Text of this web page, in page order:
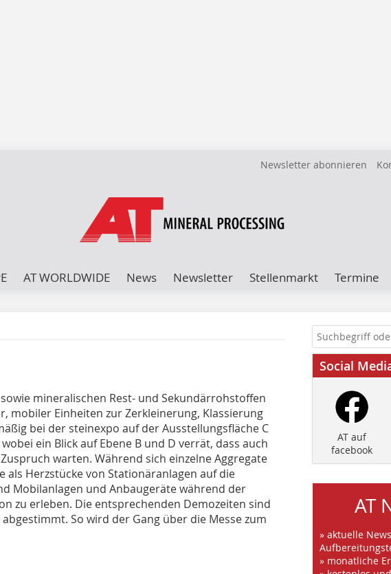
Newsletter abonnieren
AT WORLDWIDE News Newsletter Stellenmarkt Termine
mineralischen Rest- und Sekundärrohstoffen
mobiler Einheiten zur Zerkleinerung, Klassierung
bei der steinexpo auf der Ausstellungsfläche C
ein Blick auf Ebene B und D verrät, dass auch
warten. Während sich einzelne Aggregate
als Herzstücke von Stationäranlagen auf die
Mobilanlagen und Anbaugeräte während der
zu erleben. Die entsprechenden Demozeiten sind
So wird der Gang über die Messe zum
Social
AT auf
facebook
AT
» aktuelle
» monatliche